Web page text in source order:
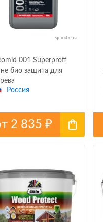
001 Superproff
био защита для
Россия
2 835 ₽